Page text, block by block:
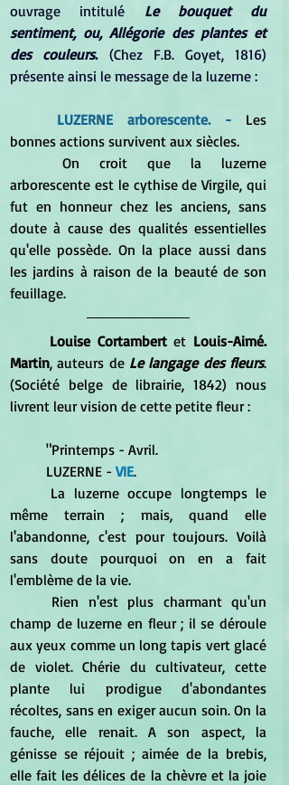
ouvrage intitulé Le bouquet du
sentiment, ou, Allégorie des plantes et
des couleurs. (Chez F.B. Goyet, 1816)
présente ainsi le message de la luzerne :
LUZERNE arborescente. - Les
bonnes actions survivent aux siècles.
arborescente est le cythise de Virgile, qui
fut en honneur chez les anciens, sans
doute à cause des qualités essentielles
qu'elle possède. On la place aussi dans
les jardins à raison de la beauté de son
feuillage.
Louise Cortambert et Louis-Aimé.
Martin, auteurs de Le langage des fleurs.
(Société belge de librairie, 1842) nous
livrent leur vision de cette petite fleur :
	"Printemps - Avril.
	LUZERNE -
VIE.
même terrain ; mais, quand elle
l'abandonne, c'est pour toujours. Voilà
sans doute pourquoi on en a fait
l'emblème de la vie.
champ de luzerne en fleur ; il se déroule
aux yeux comme un long tapis vert glacé
de violet. Chérie du cultivateur, cette
plante lui prodigue d'abondantes
récoltes, sans en exiger aucun soin. On la
fauche, elle renait. A son aspect, la
génisse se réjouit ; aimée de la brebis,
elle fait les délices de la chèvre et la joie